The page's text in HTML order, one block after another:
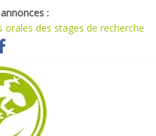
:
orales des stages de recherche
l’UE ORPAM